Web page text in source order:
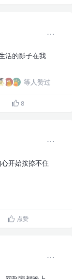
活的影子在我
等人赞过
8
开始按捺不住
点赞